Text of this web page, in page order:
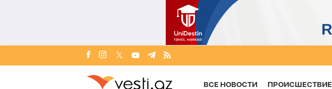
ВСЕ НОВОСТИ ПРОИСШЕСТВИЕ